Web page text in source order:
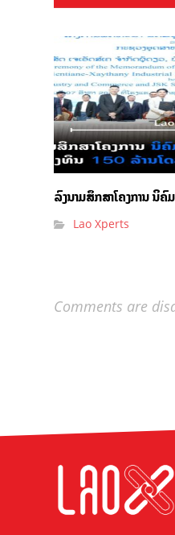
ລົງນາມສຶກສາໂຄງການ ນິຄົ
Lao Xperts
Comments are